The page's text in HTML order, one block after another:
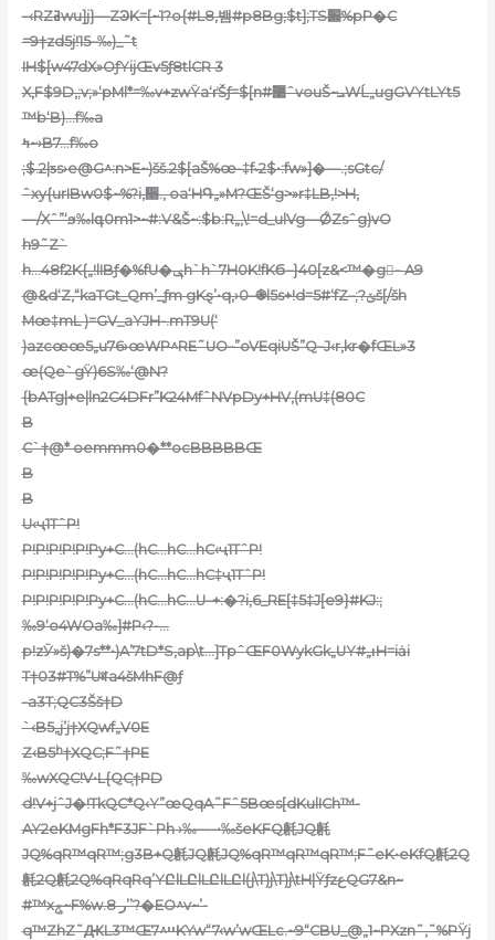
–‹RZߥwu]j}—ZϿK=[~1?o{#L8,뱀#p8Bg;$t];TS׍%pP�C
=9†zd5j!15–‰)_˜tֽ
IH$[w47dX»OƒYijŒv5ƒ8tlCR 3
X,F$9D‚;v;»‘pMl*=‰v+zwŸa‘г̾Šƒ=$[n#޹ˆvouŠ~ܝWĹ„ugGVYtLYt5
™b‘B)…f‰a
ߤ~›B7…f‰o
;$.2|ƽs›e@G^:n>E~)šš.2$[aŠ%œ-‡f˞2$•:fw»]�—.;sGtc/
ˆxy{urIBw0$~%?i‚᫥., oa‘HԳ„»M?ŒŠ‘g>»r‡LB,!>H,
—/Xˆ”‘ϧ‰lգ0m1>~#:V&Š~:$b:R„‚\!=d_ulVg—ǾZsˆg)vO
h9˜Z`
h…48f2K{„!lIBƒ�%fU�ݷh`h`7H0K!fKϬ–}40[z&<™�g–ٰ A9
@&d‘Z‚“kaTGt_Qm’_ƒm gKȿ’•q,›0–֎l5s+!d=5#‘fZ–;?ݵš[/šh
Mœ‡mL )=GV_aYJH-.mT9U(‘
)azcœœ5„u76›œWP^RE˜UO–”oVEqiUŠ”Q–J‹r,kr�fŒL»3
œ(Qe`gŸ)6S‰‘@N?
{bATg|+e|ln2C4DFr”K24MfˆNVpDy+HV‚(mU‡(80C
B
C`†@* oemmm0�**ocBBBBBŒ
B
B
U‹ҷ1TˆP!
P!P!P!P!P!Py+C…(hC…hC…hC‹ҷ1TˆP!
P!P!P!P!P!Py+C…(hC…hC…hC‡ҷ1TˆP!
P!P!P!P!P!Py+C…(hC…hC…U–+:�?i‚6_RE[‡5‡J[e9}#KJ:;
‰9‘o4WOa‰]#P‹?-…
p!zӮ»š)�7s**•)A’7tD*S‚ap\t…]TpˆŒF0WykGk„UY#„ιH=iȧi
T†03#T%”Uꎡa4šMhF@ƒ
-a3T;QC3Šš†D
`‹B5„j’j†XQwf„V0E
Z‹B5ʰ†XQC;F˜†PE
‰wXQC!V•L{QC֢†PD
d!V+jˆJ�!TkQC*Q‹Y”œQqA˜Fˆ5Bœs[dKulICh™-
AY2eKMgFh*F3JF`Ph ›‰—-•‰šeKFQ㲥JQ㲥
JQ%qR™qR™;g3B+Q㲥JQ㲥JQ%qR™qR™qR™;F˜eK•eKfQ㲥2Q
㲥2Q㲥2Q%qRqRq’YԸlLԸlLԸlLԸl(j\T)j\T)j\tH|ŸƒzعQG7&n~
#™xݮ~F%w.ر 8’’?�EO^v~’-
q™ZhZ˜ԪL3™Œײ^7KYw“7‹w’wŒLc.~9“CBU_@„1~PXzn˜,˜%PŸj